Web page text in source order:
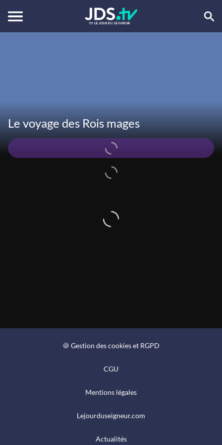
Le voyage des Rois mages
🍪 Gestion des cookies et RGPD
CGU
Mentions légales
Lejourduseigneur.com
Actualités